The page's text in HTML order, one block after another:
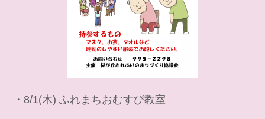
・8/1(木) ふれまちおむすび教室